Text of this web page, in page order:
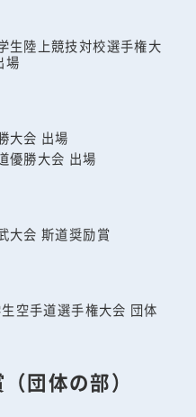
生陸上競技対校選手権大
場
大会 出場
優勝大会 出場
大会 斯道奨励賞
空手道選手権大会 団体
団体の部）